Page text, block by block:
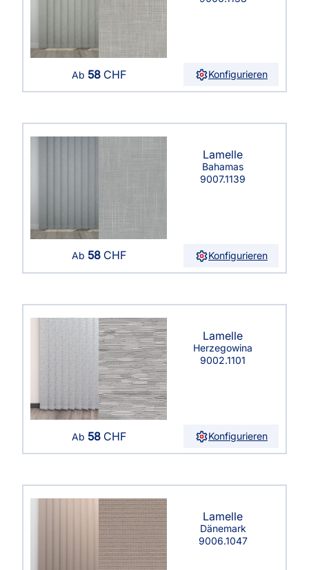
Ab 58CHF Konfigurieren
Lamelle
Bahamas
9007.1139
Ab 58CHF Konfigurieren
Lamelle
Herzegowina
9002.1101
Ab 58CHF Konfigurieren
Lamelle
Dänemark
9006.1047